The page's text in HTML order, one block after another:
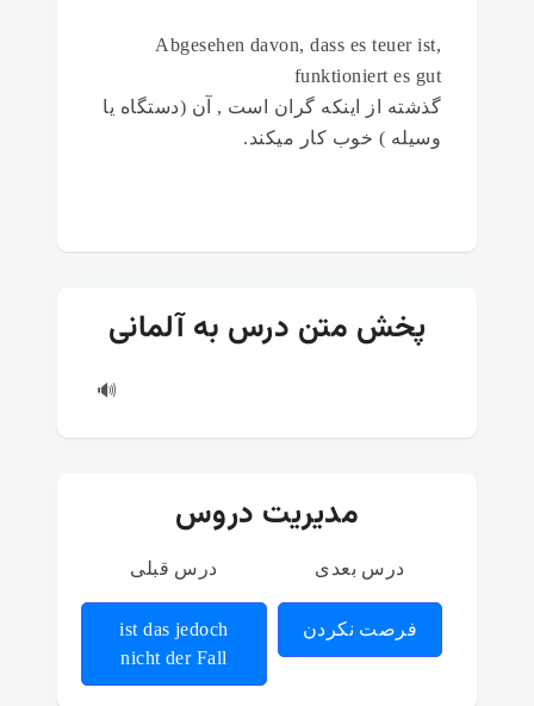
Abgesehen davon, dass es teuer ist,
funktioniert es gut
گذشته از اینکه گران است , آن (دستگاه یا
وسیله ) خوب کار میکند.
پخش متن درس به آلمانی
🔊
مدیریت دروس
درس قبلی
ist das jedoch
nicht der Fall
درس بعدی
فرصت نکردن